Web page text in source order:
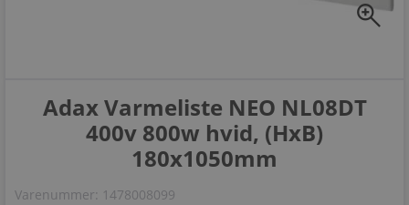
zoom_in
Adax Varmeliste NEO NL08DT
400v 800w hvid, (HxB)
180x1050mm
Varenummer: 1478008099